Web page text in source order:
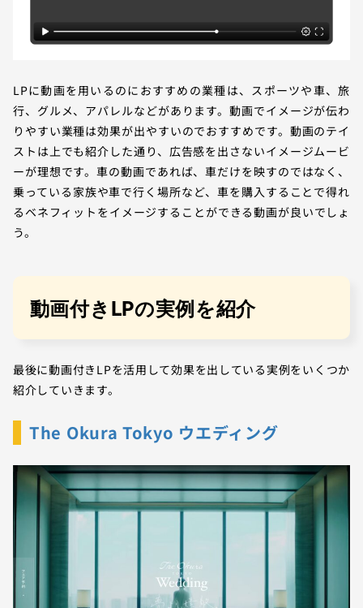
LPに動画を用いるのにおすすめの業種は、スポーツや車、旅
行、グルメ、アパレルなどがあります。動画でイメージが伝わ
りやすい業種は効果が出やすいのでおすすめです。動画のテイ
ストは上でも紹介した通り、広告感を出さないイメージムービ
ーが理想です。車の動画であれば、車だけを映すのではなく、
乗っている家族や車で行く場所など、車を購入することで得れ
るベネフィットをイメージすることができる動画が良いでしょ
う。
動画付きLPの実例を紹介
最後に動画付きLPを活用して効果を出している実例をいくつか
紹介していきます。
The Okura Tokyo ウエディング